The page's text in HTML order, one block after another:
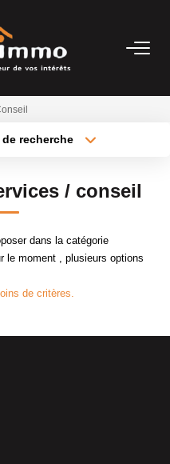
recherche
Plus de critères
/ conseil
dans la catégorie
le moment , plusieurs options
de critères.